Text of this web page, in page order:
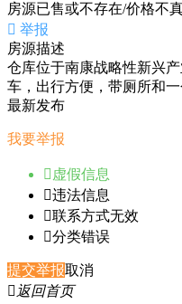
房源已售或不存在/价格不
 举报
房源描述
仓库位于南康战略性新兴
车，出行方便，带厕所和
最新发布
我要举报
 虚假信息
违法信息
联系方式无效
分类错误
提交举报取消
 返回首页